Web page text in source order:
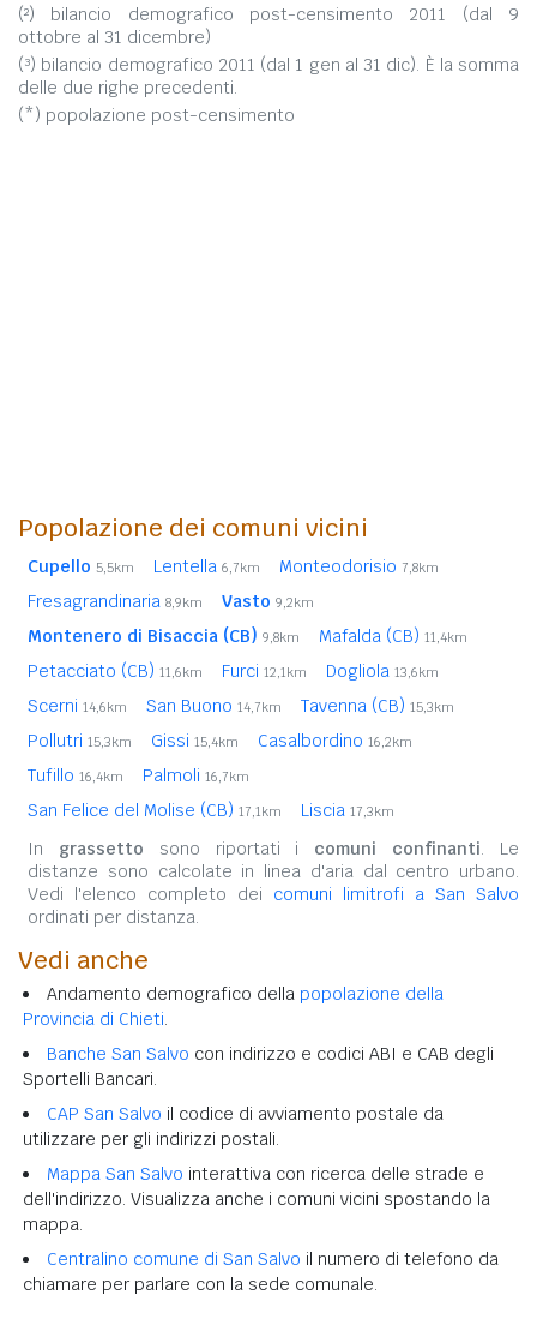
(²) bilancio demografico post-censimento 2011 (dal 9
ottobre al 31 dicembre)
(³) bilancio demografico 2011 (dal 1 gen al 31 dic). È la somma
delle due righe precedenti.
(*) popolazione post-censimento
Popolazione dei comuni vicini
Cupello 5,5km Lentella 6,7km Monteodorisio 7,8km
Fresagrandinaria 8,9km Vasto 9,2km
Montenero di Bisaccia (CB) 9,8km Mafalda (CB) 11,4km
Petacciato (CB) 11,6km Furci 12,1km Dogliola 13,6km
Scerni 14,6km San Buono 14,7km Tavenna (CB) 15,3km
Pollutri 15,3km Gissi 15,4km Casalbordino 16,2km
Tufillo 16,4km Palmoli 16,7km
San Felice del Molise (CB) 17,1km Liscia 17,3km
In grassetto sono riportati i comuni confinanti. Le
distanze sono calcolate in linea d'aria dal centro urbano.
Vedi l'elenco completo dei comuni limitrofi a San Salvo
ordinati per distanza.
Vedi anche
Andamento demografico della popolazione della
Provincia di Chieti.
Banche San Salvo con indirizzo e codici ABI e CAB degli
Sportelli Bancari.
CAP San Salvo il codice di avviamento postale da
utilizzare per gli indirizzi postali.
Mappa San Salvo interattiva con ricerca delle strade e
dell'indirizzo. Visualizza anche i comuni vicini spostando la
mappa.
Centralino comune di San Salvo il numero di telefono da
chiamare per parlare con la sede comunale.